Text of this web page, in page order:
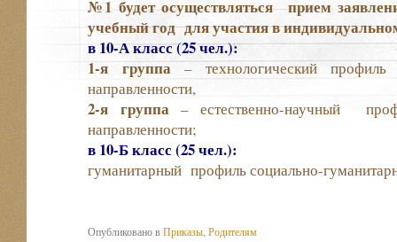
№1 будет осуществляться прием
учебный год для участия в
в 10-А класс (25 чел.):
1-я группа– технологический профиль
направленности,
2-я группа – естественно-научный
направленности;
в 10-Б класс (25 чел.):
гуманитарный профиль социально-
Опубликовано вПриказы Родителям